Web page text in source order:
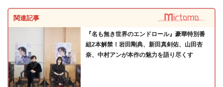
関連記事
『名も無き世界のエンドロール』豪華特別番
組2本解禁！岩田剛典、新田真剣佑、山田杏
奈、中村アンが本作の魅力を語り尽くす